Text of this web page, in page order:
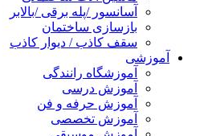
آسانسور /پله برقی /بالابر
بازسازی ساختمان
سقف کاذب / دیوار کاذب
آموزشی
آموزشگاه رانندگی
آموزش درسی
آموزش حرفه و فن
آموزش تخصصی